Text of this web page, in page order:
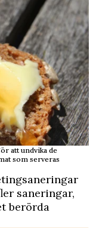
att undvika de
som serveras
saneringar,
berörda